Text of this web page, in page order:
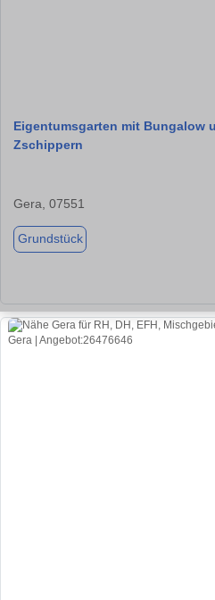
Eigentumsgarten mit Bungalow
Zschippern
Gera, 07551
Grundstück